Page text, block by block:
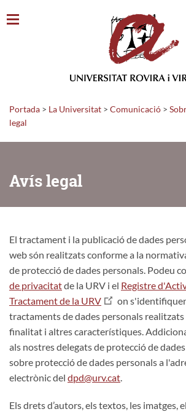
Portada > La Universitat > Comunicació >
legal
Avís legal
El tractament i la publicació de dades
web són realitzats conforme a la
de protecció de dades personals. Podeu
de privacitatde la URV i el Registre
Tractament de la URV
on
tractaments de dades personals realitzats
finalitat i altres característiques.
als nostres delegats de protecció de
sobre protecció de dades personals a
electrònic del dpd@urv.cat
Els drets d’autors, els textos, les imatges,